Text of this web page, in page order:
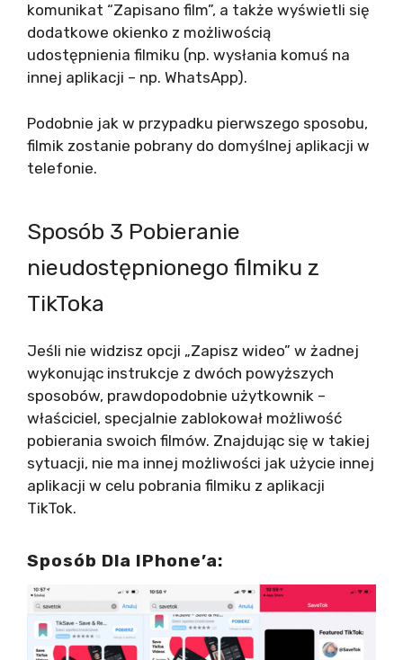
komunikat “Zapisano film”, a także wyświetli się
dodatkowe okienko z możliwością
udostępnienia filmiku (np. wysłania komuś na
innej aplikacji – np. WhatsApp).
Podobnie jak w przypadku pierwszego sposobu,
filmik zostanie pobrany do domyślnej aplikacji w
telefonie.
Sposób 3 Pobieranie
nieudostępnionego filmiku z
TikToka
Jeśli nie widzisz opcji „Zapisz wideo” w żadnej
wykonując instrukcje z dwóch powyższych
sposobów, prawdopodobnie użytkownik –
właściciel, specjalnie zablokował możliwość
pobierania swoich filmów. Znajdując się w takiej
sytuacji, nie ma innej możliwości jak użycie innej
aplikacji w celu pobrania filmiku z aplikacji
TikTok.
Sposób Dla IPhone’a: